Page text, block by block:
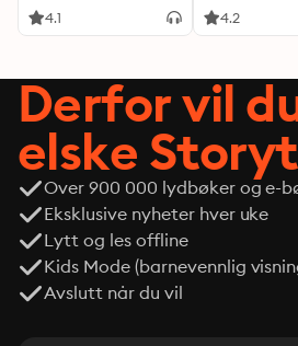
4.1 4.2
Derfor vil
elske
Over 900 000 lydbøker og e-
Eksklusive nyheter hver uke
Lytt og les offline
Kids Mode (barnevennlig
Avslutt når du vil